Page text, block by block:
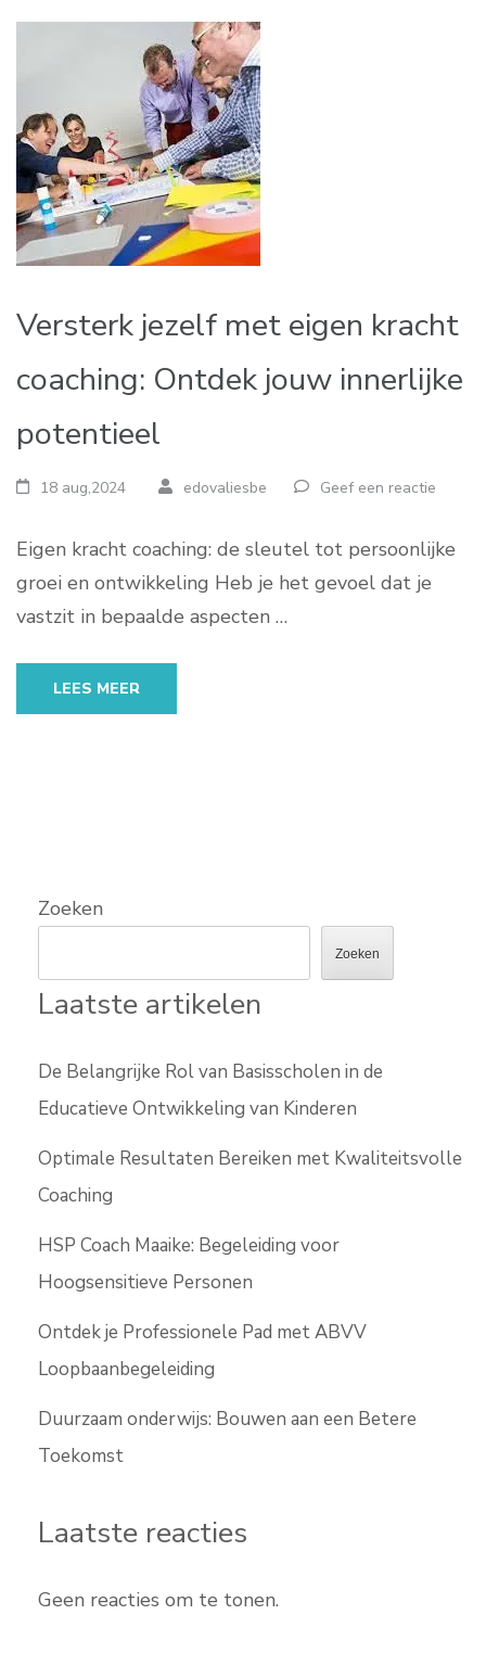
Versterk jezelf met eigen kracht
coaching: Ontdek jouw innerlijke
potentieel
18 aug,2024 edovaliesbe Geef een reactie
Eigen kracht coaching: de sleutel tot persoonlijke
groei en ontwikkeling Heb je het gevoel dat je
vastzit in bepaalde aspecten …
LEES MEER
Zoeken
Zoeken
Laatste artikelen
De Belangrijke Rol van Basisscholen in de
Educatieve Ontwikkeling van Kinderen
Optimale Resultaten Bereiken met Kwaliteitsvolle
Coaching
HSP Coach Maaike: Begeleiding voor
Hoogsensitieve Personen
Ontdek je Professionele Pad met ABVV
Loopbaanbegeleiding
Duurzaam onderwijs: Bouwen aan een Betere
Toekomst
Laatste reacties
Geen reacties om te tonen.